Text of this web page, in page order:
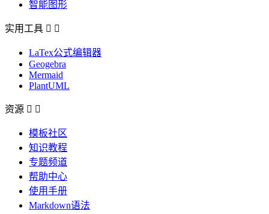
智能图形
实用工具  
LaTex公式编辑器
Geogebra
Mermaid
PlantUML
资源  
模板社区
知识教程
专题频道
帮助中心
使用手册
Markdown语法